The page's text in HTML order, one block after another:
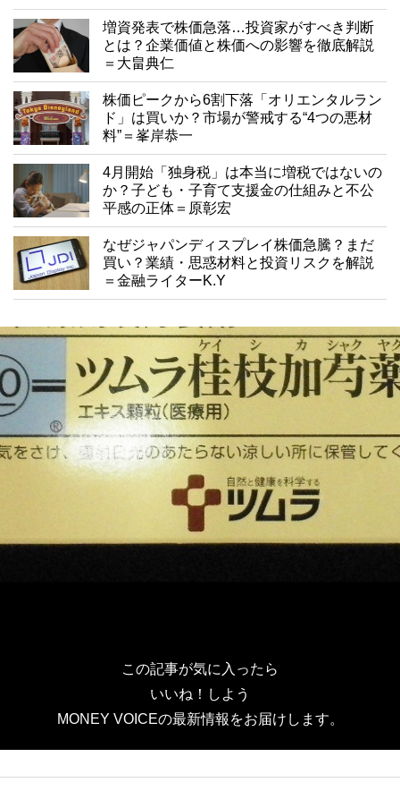
増資発表で株価急落…投資家がすべき判断
とは？企業価値と株価への影響を徹底解説
＝大畠典仁
株価ピークから6割下落「オリエンタルラン
ド」は買いか？市場が警戒する“4つの悪材
料”＝峯岸恭一
4月開始「独身税」は本当に増税ではないの
か？子ども・子育て支援金の仕組みと不公
平感の正体＝原彰宏
なぜジャパンディスプレイ株価急騰？まだ
買い？業績・思惑材料と投資リスクを解説
＝金融ライターK.Y
この記事が気に入ったら
いいね！しよう
MONEY VOICEの最新情報をお届けします。